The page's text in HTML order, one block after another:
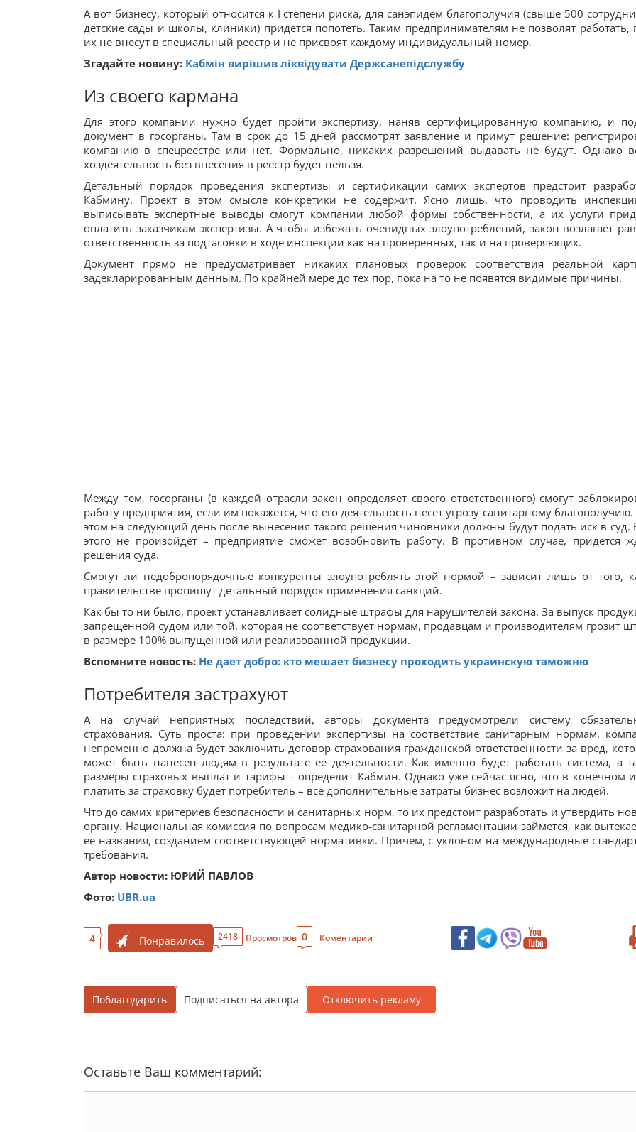
А вот бизнесу, который относится к I степени риска, для санэпидем благополучия (свыше 500
детские сады и школы, клиники) придется попотеть. Таким предпринимателям не позволят работать,
их не внесут в специальный реестр и не присвоят каждому индивидуальный номер.
Згадайте новину: Кабмін вирішив ліквідувати Держсанепідслужбу
Из своего кармана
Для этого компании нужно будет пройти экспертизу, наняв сертифицированную компанию, и
документ в госорганы. Там в срок до 15 дней рассмотрят заявление и примут решение:
компанию в спецреестре или нет. Формально, никаких разрешений выдавать не будут. Однако
хоздеятельность без внесения в реестр будет нельзя.
Детальный порядок проведения экспертизы и сертификации самих экспертов предстоит
Кабмину. Проект в этом смысле конкретики не содержит. Ясно лишь, что проводить
выписывать экспертные выводы смогут компании любой формы собственности, а их услуги
оплатить заказчикам экспертизы. А чтобы избежать очевидных злоупотреблений, закон возлагает
ответственность за подтасовки в ходе инспекции как на проверенных, так и на проверяющих.
Документ прямо не предусматривает никаких плановых проверок соответствия реальной
задекларированным данным. По крайней мере до тех пор, пока на то не появятся видимые причины.
Между тем, госорганы (в каждой отрасли закон определяет своего ответственного) смогут
работу предприятия, если им покажется, что его деятельность несет угрозу санитарному
этом на следующий день после вынесения такого решения чиновники должны будут подать иск в суд.
этого не произойдет – предприятие сможет возобновить работу. В противном случае, придется
решения суда.
Смогут ли недобропорядочные конкуренты злоупотреблять этой нормой – зависит лишь от того,
правительстве пропишут детальный порядок применения санкций.
Как бы то ни было, проект устанавливает солидные штрафы для нарушителей закона. За выпуск
запрещенной судом или той, которая не соответствует нормам, продавцам и производителям грозит
в размере 100% выпущенной или реализованной продукции.
Вспомните новость: Не дает добро: кто мешает бизнесу проходить украинскую таможню
Потребителя застрахуют
А на случай неприятных последствий, авторы документа предусмотрели систему
страхования. Суть проста: при проведении экспертизы на соответствие санитарным нормам,
непременно должна будет заключить договор страхования гражданской ответственности за вред,
может быть нанесен людям в результате ее деятельности. Как именно будет работать система, а
размеры страховых выплат и тарифы – определит Кабмин. Однако уже сейчас ясно, что в конечном
платить за страховку будет потребитель – все дополнительные затраты бизнес возложит на людей.
Что до самих критериев безопасности и санитарных норм, то их предстоит разработать и утвердить
органу. Национальная комиссия по вопросам медико-санитарной регламентации займется, как
ее названия, созданием соответствующей нормативки. Причем, с уклоном на международные
требования.
Автор новости: ЮРИЙ ПАВЛОВ
Фото: UBR.ua
4 Понравилось 2418 Просмотров 0 Коментарии
Поблагодарить Подписаться на автора Отключить рекламу
Оставьте Ваш комментарий: